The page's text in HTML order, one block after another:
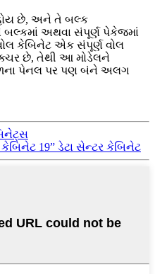
છે, અને તે બલ્ક
અથવા સંપૂર્ણ પેકેજમાં
કેબિનેટ એક સંપૂર્ણ વોલ
છે, તેથી આ મોડેલને
પેનલ પર પણ બંને અલગ
19” ડેટા સેન્ટર કેબિનેટ